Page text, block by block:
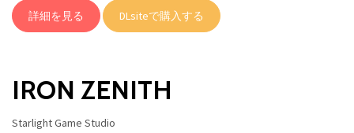
詳細を見る DLsiteで購入する
IRON ZENITH
Starlight Game Studio